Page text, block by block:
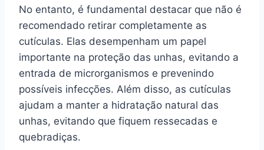
No entanto, é fundamental destacar que não é
recomendado retirar completamente as
cutículas. Elas desempenham um papel
importante na proteção das unhas, evitando a
entrada de microrganismos e prevenindo
possíveis infecções. Além disso, as cutículas
ajudam a manter a hidratação natural das
unhas, evitando que fiquem ressecadas e
quebradiças.